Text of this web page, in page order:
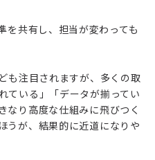
を共有し、担当が変わっても
も注目されますが、多くの取
ている」「データが揃ってい
なり高度な仕組みに飛びつく
うが、結果的に近道になりや